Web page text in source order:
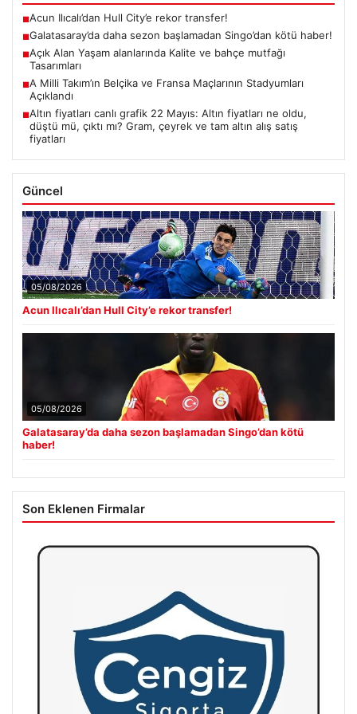
■Acun Ilıcalı’dan Hull City’e rekor transfer!
■Galatasaray’da daha sezon başlamadan Singo’dan kötü haber!
■Açık Alan Yaşam alanlarında Kalite ve bahçe mutfağı
Tasarımları
■A Milli Takım’ın Belçika ve Fransa Maçlarının Stadyumları
Açıklandı
■Altın fiyatları canlı grafik 22 Mayıs: Altın fiyatları ne oldu,
düştü mü, çıktı mı? Gram, çeyrek ve tam altın alış satış
fiyatları
Güncel
05/08/2026
Acun Ilıcalı’dan Hull City’e rekor transfer!
05/08/2026
Galatasaray’da daha sezon başlamadan Singo’dan kötü
haber!
Son Eklenen Firmalar